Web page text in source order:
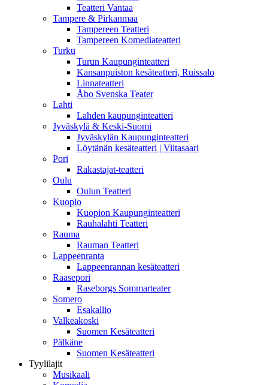
Teatteri Vantaa
Tampere & Pirkanmaa
Tampereen Teatteri
Tampereen Komediateatteri
Turku
Turun Kaupunginteatteri
Kansanpuiston kesäteatteri, Ruissalo
Linnateatteri
Åbo Svenska Teater
Lahti
Lahden kaupunginteatteri
Jyväskylä & Keski-Suomi
Jyväskylän Kaupunginteatteri
Löytänän kesäteatteri | Viitasaari
Pori
Rakastajat-teatteri
Oulu
Oulun Teatteri
Kuopio
Kuopion Kaupunginteatteri
Rauhalahti Teatteri
Rauma
Rauman Teatteri
Lappeenranta
Lappeenrannan kesäteatteri
Raasepori
Raseborgs Sommarteater
Somero
Esakallio
Valkeakoski
Suomen Kesäteatteri
Pälkäne
Suomen Kesäteatteri
Tyylilajit
Musikaali